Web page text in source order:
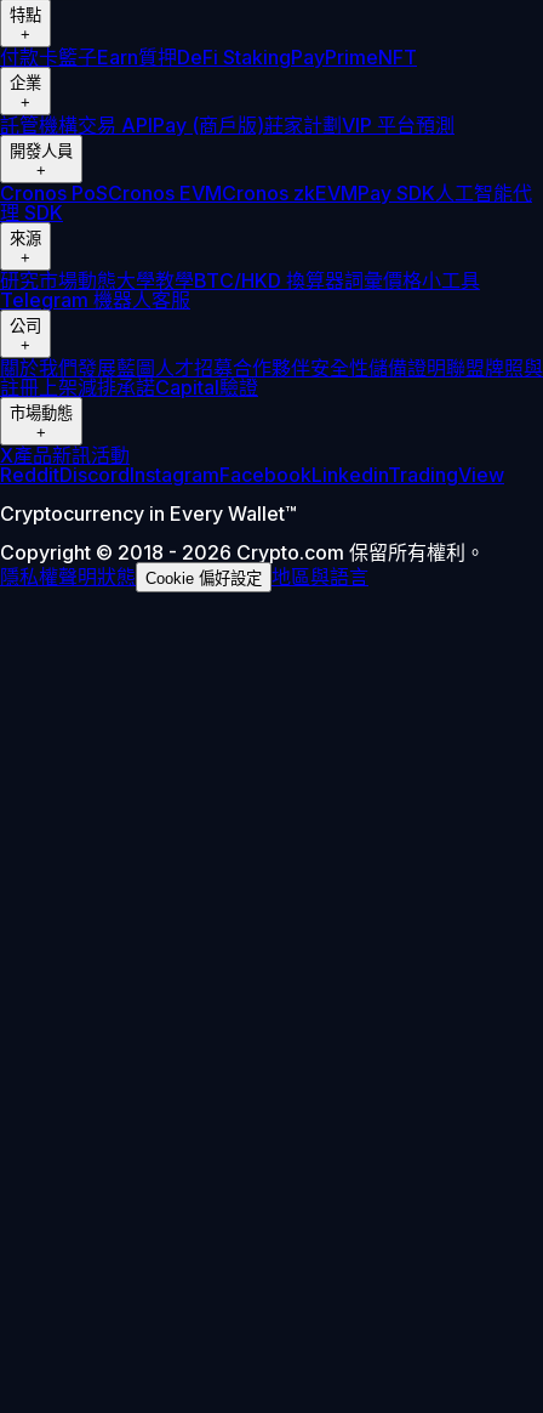
特點
+
付款卡籃子Earn質押DeFi StakingPayPrimeNFT
企業
+
託管機構交易 APIPay (商戶版)莊家計劃VIP 平台預測
開發人員
+
Cronos PoSCronos EVMCronos zkEVMPay SDK人工智能代
理 SDK
來源
+
研究市場動態大學教學BTC/HKD 換算器詞彙價格小工具
Telegram 機器人客服
公司
+
關於我們發展藍圖人才招募合作夥伴安全性儲備證明聯盟牌照與
註冊 上架減排承諾Capital驗證
市場動態
+
X產品新訊活動
RedditDiscordInstagramFacebookLinkedinTradingView
Cryptocurrency in Every Wallet™
Copyright © 2018 - 2026 Crypto.com 保留所有權利。
隱私權聲明狀態 Cookie 偏好設定 地區與語言